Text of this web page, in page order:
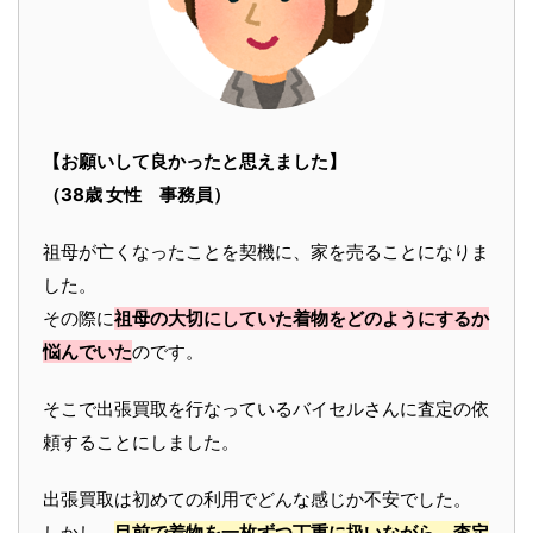
【お願いして良かったと思えました】
（38歳 女性 事務員）
祖母が亡くなったことを契機に、家を売ることになりま
した。
その際に祖母の大切にしていた着物をどのようにするか
悩んでいたのです。
そこで出張買取を行なっているバイセルさんに査定の依
頼することにしました。
出張買取は初めての利用でどんな感じか不安でした。